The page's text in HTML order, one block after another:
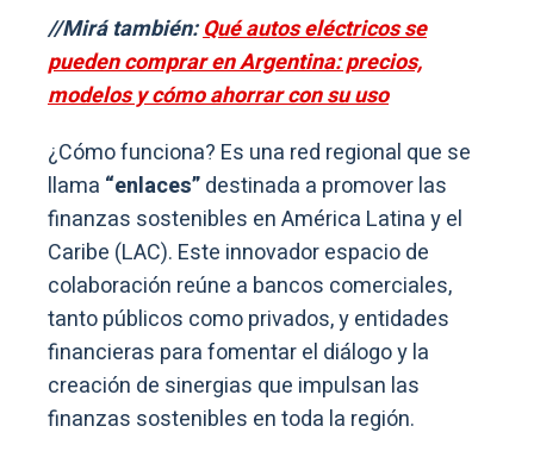
//Mirá también:Qué autos eléctricos se
pueden comprar en Argentina: precios,
modelos y cómo ahorrar con su uso
¿Cómo funciona? Es una red regional que se
llama “enlaces”destinada a promover las
finanzas sostenibles en América Latina y el
Caribe (LAC). Este innovador espacio de
colaboración reúne a bancos comerciales,
tanto públicos como privados, y entidades
financieras para fomentar el diálogo y la
creación de sinergias que impulsan las
finanzas sostenibles en toda la región.